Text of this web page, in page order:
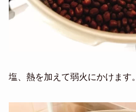
塩、熱を加えて弱火にかけます。